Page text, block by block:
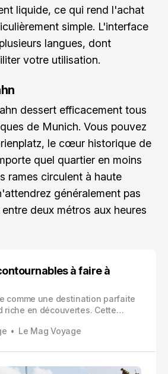
liquide, ce qui rend l'achat
simple. L'interface
langues, dont
votre utilisation.
dessert efficacement tous
de Munich. Vous pouvez
le cœur historique de
quel quartier en moins
rames circulent à haute
généralement pas
deux métros aux heures
à faire à
comme une destination parfaite
riche en découvertes. Cette
et modernité urbaine, offrant
et quartiers traditionnels
Le Mag Voyage